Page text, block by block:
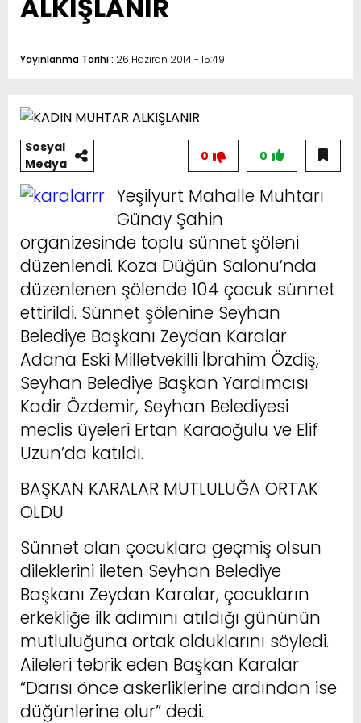
ALKIŞLANIR
Yayınlanma Tarihi : 26 Haziran 2014 - 15:49
Sosyal
Medya
0
0
Yeşilyurt Mahalle Muhtarı
Günay Şahin
organizesinde toplu sünnet şöleni
düzenlendi. Koza Düğün Salonu’nda
düzenlenen şölende 104 çocuk sünnet
ettirildi. Sünnet şölenine Seyhan
Belediye Başkanı Zeydan Karalar
Adana Eski Milletvekilli İbrahim Özdiş,
Seyhan Belediye Başkan Yardımcısı
Kadir Özdemir, Seyhan Belediyesi
meclis üyeleri Ertan Karaoğulu ve Elif
Uzun’da katıldı.
BAŞKAN KARALAR MUTLULUĞA ORTAK
OLDU
Sünnet olan çocuklara geçmiş olsun
dileklerini ileten Seyhan Belediye
Başkanı Zeydan Karalar, çocukların
erkekliğe ilk adımını atıldığı gününün
mutluluğuna ortak olduklarını söyledi.
Aileleri tebrik eden Başkan Karalar
“Darısı önce askerliklerine ardından ise
düğünlerine olur” dedi.